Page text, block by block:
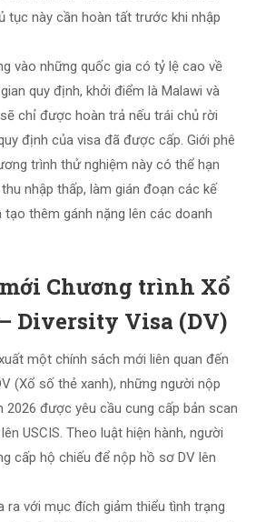
tục này cần hoàn tất trước khi nhập
vào những quốc gia có tỷ lệ cao về
quy định, khởi điểm là Malawi và
chỉ được hoàn trả nếu trái chủ rời
định của visa đã được cấp. Giới phê
trình thử nghiệm này có thể hạn
nhập thấp, làm gián đoạn các kế
thêm gánh nặng lên các doanh
Chương trình Xổ
Diversity Visa (DV)
một chính sách mới liên quan đến
(Xổ số thẻ xanh), những người nộp
được yêu cầu cung cấp bản scan
USCIS. Theo luật hiện hành, người
cấp hộ chiếu để nộp hồ sơ DV lên
với mục đích giảm thiểu tình trạng